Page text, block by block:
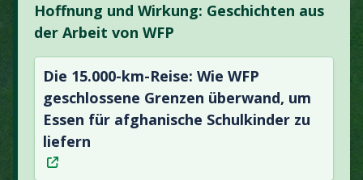
Hoffnung und Wirkung: Geschichten aus
der Arbeit von WFP
Die 15.000-km-Reise: Wie WFP
geschlossene Grenzen überwand, um
Essen für afghanische Schulkinder zu
liefern